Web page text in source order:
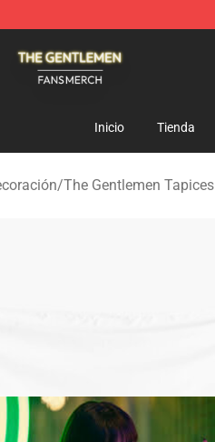
Inicio Tienda
/The Gentlemen Tapices